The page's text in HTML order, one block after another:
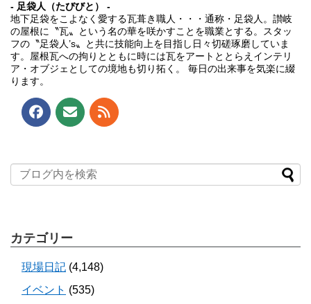
- 足袋人（たびびと） -
地下足袋をこよなく愛する瓦葺き職人・・・通称・足袋人。讃岐
の屋根に〝瓦〟という名の華を咲かすことを職業とする。スタッ
フの〝足袋人’s〟と共に技能向上を目指し日々切磋琢磨していま
す。屋根瓦への拘りとともに時には瓦をアートととらえインテリ
ア・オブジェとしての境地も切り拓く。 毎日の出来事を気楽に綴
ります。
カテゴリー
現場日記 (4,148)
イベント (535)